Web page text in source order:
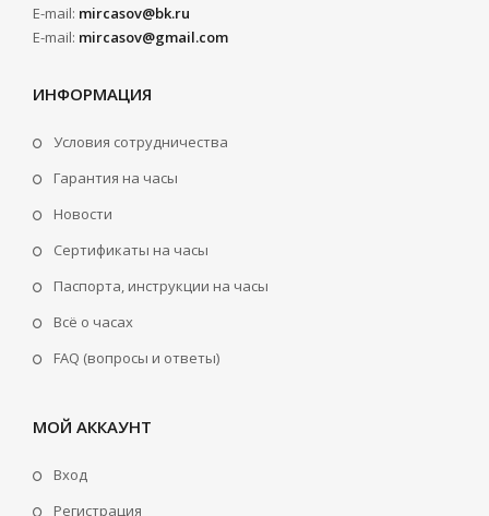
E-mail: mircasov@bk.ru
E-mail: mircasov@gmail.com
ИНФОРМАЦИЯ
Условия сотрудничества
Гарантия на часы
Новости
Сертификаты на часы
Паспорта, инструкции на часы
Всё о часах
FAQ (вопросы и ответы)
МОЙ АККАУНТ
Вход
Регистрация